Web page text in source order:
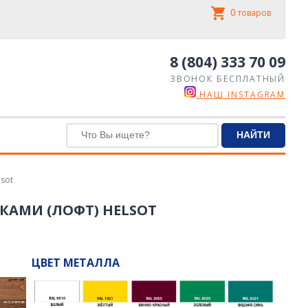
0 товаров
8 (804) 333 70 09
ЗВОНОК БЕСПЛАТНЫЙ
НАШ INSTAGRAM
(ЛОФТ) HELSOT
ЦВЕТ МЕТАЛЛА